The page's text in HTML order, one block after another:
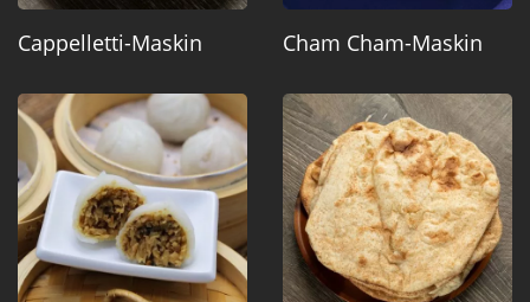
Cappelletti-Maskin Cham Cham-Maskin